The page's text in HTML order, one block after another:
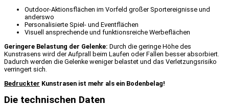
Outdoor-Aktionsflächen im Vorfeld großer Sportereignisse und
anderswo
Personalisierte Spiel- und Eventflächen
Visuell ansprechende und funktionsreiche Werbeflächen
Geringere Belastung der Gelenke: Durch die geringe Höhe des
Kunstrasens wird der Aufprall beim Laufen oder Fallen besser absorbiert.
Dadurch werden die Gelenke weniger belastet und das Verletzungsrisiko
verringert sich.
Bedruckter Kunstrasen ist mehr als ein Bodenbelag!
Die technischen Daten